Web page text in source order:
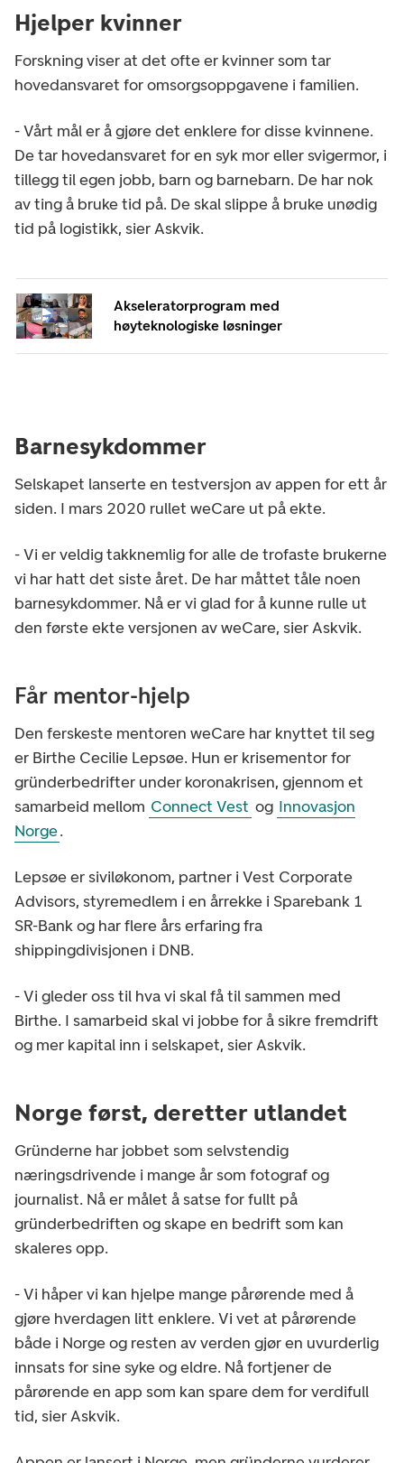
Hjelper kvinner
Forskning viser at det ofte er kvinner som tar
hovedansvaret for omsorgsoppgavene i familien.
- Vårt mål er å gjøre det enklere for disse kvinnene.
De tar hovedansvaret for en syk mor eller svigermor, i
tillegg til egen jobb, barn og barnebarn. De har nok
av ting å bruke tid på. De skal slippe å bruke unødig
tid på logistikk, sier Askvik.
Akseleratorprogram med
høyteknologiske løsninger
Barnesykdommer
Selskapet lanserte en testversjon av appen for ett år
siden. I mars 2020 rullet weCare ut på ekte.
- Vi er veldig takknemlig for alle de trofaste brukerne
vi har hatt det siste året. De har måttet tåle noen
barnesykdommer. Nå er vi glad for å kunne rulle ut
den første ekte versjonen av weCare, sier Askvik.
Får mentor-hjelp
Den ferskeste mentoren weCare har knyttet til seg
er Birthe Cecilie Lepsøe. Hun er krisementor for
gründerbedrifter under koronakrisen, gjennom et
samarbeid mellom Connect Vest og Innovasjon
Norge.
Lepsøe er siviløkonom, partner i Vest Corporate
Advisors, styremedlem i en årrekke i Sparebank 1
SR-Bank og har flere års erfaring fra
shippingdivisjonen i DNB.
- Vi gleder oss til hva vi skal få til sammen med
Birthe. I samarbeid skal vi jobbe for å sikre fremdrift
og mer kapital inn i selskapet, sier Askvik.
Norge først, deretter utlandet
Gründerne har jobbet som selvstendig
næringsdrivende i mange år som fotograf og
journalist. Nå er målet å satse for fullt på
gründerbedriften og skape en bedrift som kan
skaleres opp.
- Vi håper vi kan hjelpe mange pårørende med å
gjøre hverdagen litt enklere. Vi vet at pårørende
både i Norge og resten av verden gjør en uvurderlig
innsats for sine syke og eldre. Nå fortjener de
pårørende en app som kan spare dem for verdifull
tid, sier Askvik.